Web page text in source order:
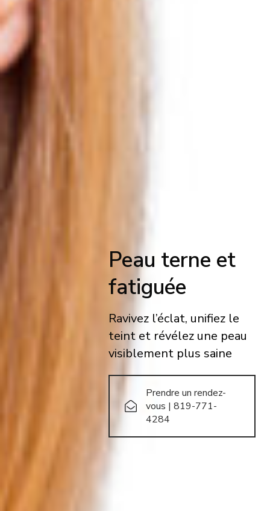
Peau terne et
fatiguée
Ravivez l’éclat, unifiez le
teint et révélez une peau
visiblement plus saine
Prendre un rendez-
vous | 819-771-
4284